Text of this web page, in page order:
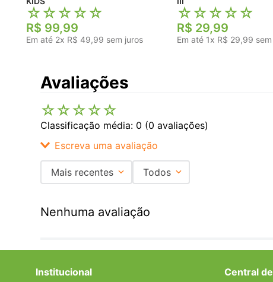
☆☆☆☆☆
R$ 99,99
Em até 2x R$ 49,99 sem juros
☆☆☆☆☆
R$ 29,99
Em até 1x R$ 29,99
Avaliações
☆☆☆☆☆
Classificação média: 0 (0 avaliações)
Escreva uma avaliação
Título
Avalie o produto de 1 a 5 estrelas
Mais recentes Todos
Nenhuma avaliação
Institucional Central